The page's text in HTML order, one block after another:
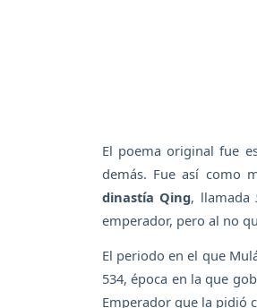
El poema original fue
demás. Fue así como
dinastía Qing, llamada
emperador, pero al no
El periodo en el que
534, época en la que
Emperador que la pidió